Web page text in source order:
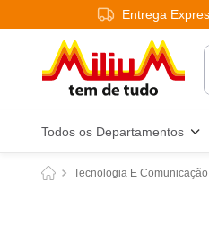
Entrega
Todos os Departamentos
Tecnologia E Comunicação